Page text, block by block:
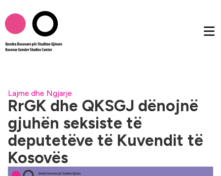
Lajme dhe Ngjarje
RrGK dhe QKSGJ dënojnë
gjuhën seksiste të
deputetëve të Kuvendit të
Kosovës
Rreth nesh
Publikimet
Femtalk
Multimedia